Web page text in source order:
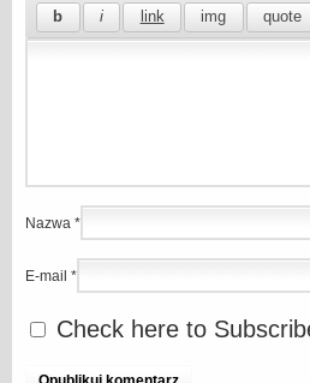
Nazwa *
E-mail *
Check here to